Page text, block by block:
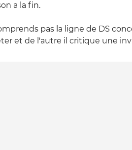
a la fin.
pas la ligne de DS
et de l'autre il critique une